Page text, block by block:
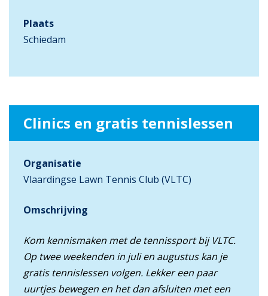
Plaats
Schiedam
Clinics en gratis tennislessen
Organisatie
Vlaardingse Lawn Tennis Club (VLTC)
Omschrijving
Kom kennismaken met de tennissport bij VLTC.
Op twee weekenden in juli en augustus kan je
gratis tennislessen volgen. Lekker een paar
uurtjes bewegen en het dan afsluiten met een